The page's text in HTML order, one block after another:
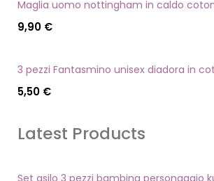
9,90 €
5,50 €
Latest Products